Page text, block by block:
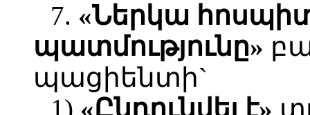
7. «Ներկա
պատմությունը»
պացիենտի`
1) «Ընդունվել է»